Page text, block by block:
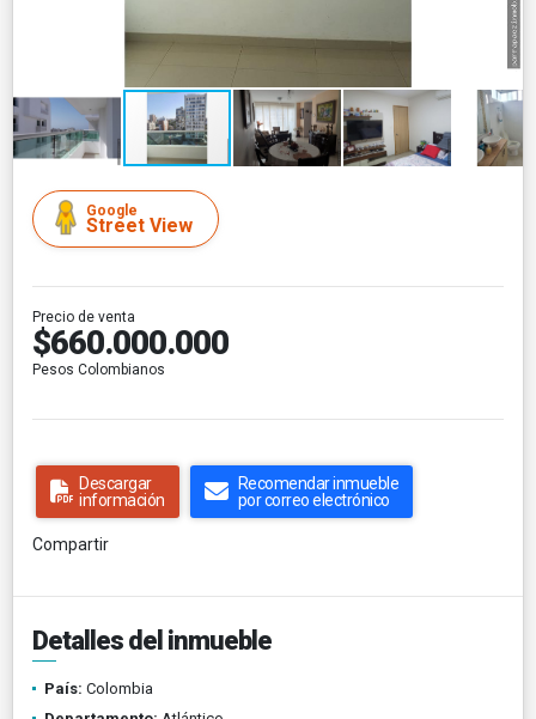
Google
Street View
Precio de venta
$660.000.000
Pesos Colombianos
Descargar
información
Recomendar inmueble
por correo electrónico
Compartir
Detalles del inmueble
País: Colombia